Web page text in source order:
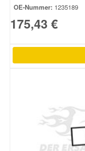
OE-Nummer: 1235189
175,43 €